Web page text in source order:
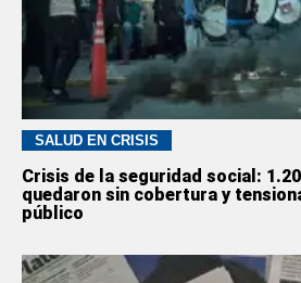
SALUD EN CRISIS
Crisis de la seguridad social:
quedaron sin cobertura y
público